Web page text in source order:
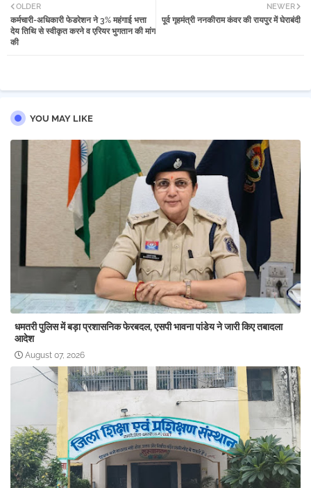
tter atsa
NEWER
पूर्व गृहमंत्री ननकीराम कंवर की रायपुर में घेराबंदी
OLDER
कर्मचारी-अधिकारी फेडरेशन ने 3% महंगाई भत्ता
देय तिथि से स्वीकृत करने व एरियर भुगतान की मांग
की
YOU MAY LIKE
धमतरी पुलिस में बड़ा प्रशासनिक फेरबदल, एसपी भावना पांडेय ने जारी किए तबादला
आदेश
August 07, 2026